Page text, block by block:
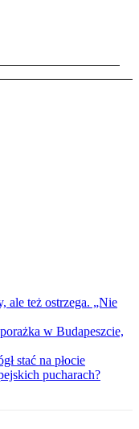
ale też ostrzega. „Nie
w Budapeszcie,
stać na płocie
pucharach?